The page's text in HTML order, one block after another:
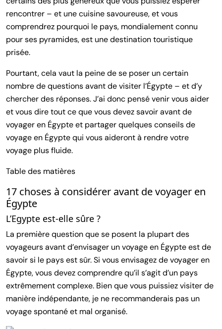
rencontrer – et une cuisine savoureuse, et vous
comprendrez pourquoi le pays, mondialement connu
pour ses pyramides, est une destination touristique
prisée.
Pourtant, cela vaut la peine de se poser un certain
nombre de questions avant de visiter l’Égypte – et d’y
chercher des réponses. J’ai donc pensé venir vous aider
et vous dire tout ce que vous devez savoir avant de
voyager en Égypte et partager quelques conseils de
voyage en Égypte qui vous aideront à rendre votre
voyage plus fluide.
Table des matières
17 choses à considérer avant de voyager en
Égypte
L’Egypte est-elle sûre ?
La première question que se posent la plupart des
voyageurs avant d’envisager un voyage en Égypte est de
savoir si le pays est sûr. Si vous envisagez de voyager en
Égypte, vous devez comprendre qu’il s’agit d’un pays
extrêmement complexe. Bien que vous puissiez visiter de
manière indépendante, je ne recommanderais pas un
voyage spontané et mal organisé.